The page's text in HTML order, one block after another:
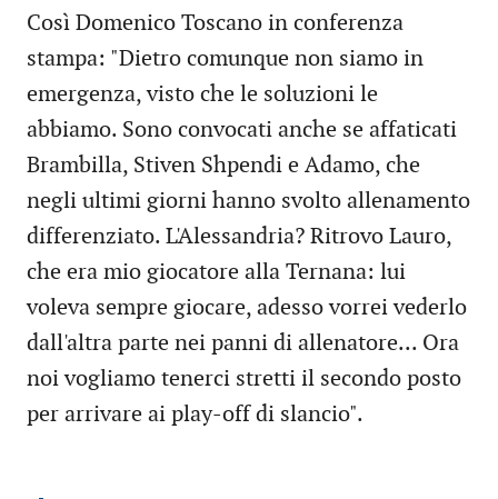
Così Domenico Toscano in conferenza
stampa: "Dietro comunque non siamo in
emergenza, visto che le soluzioni le
abbiamo. Sono convocati anche se affaticati
Brambilla, Stiven Shpendi e Adamo, che
negli ultimi giorni hanno svolto allenamento
differenziato. L'Alessandria? Ritrovo Lauro,
che era mio giocatore alla Ternana: lui
voleva sempre giocare, adesso vorrei vederlo
dall'altra parte nei panni di allenatore... Ora
noi vogliamo tenerci stretti il secondo posto
per arrivare ai play-off di slancio".